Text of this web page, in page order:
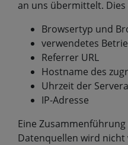
an uns übermittelt. Dies
Browsertyp und
verwendetes
Referrer URL
Hostname des
Uhrzeit der
IP-Adresse
Eine
Datenquellen wird